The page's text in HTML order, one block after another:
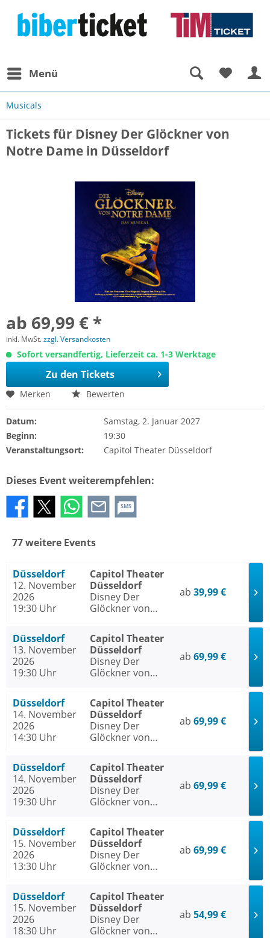
Menü
Musicals
Tickets für Disney Der Glöckner von
Notre Dame in Düsseldorf
ab 69,99 € *
inkl. MwSt.zzgl. Versandkosten
Sofort versandfertig, Lieferzeit ca. 1-3 Werktage
Zu den Tickets
Merken Bewerten
Datum:
Samstag, 2. Januar 2027
Beginn:
19:30
Veranstaltungsort:
Capitol Theater Düsseldorf
Dieses Event weiterempfehlen:
SMS
77 weitere Events
Düsseldorf
12. November
2026
19:30 Uhr
Capitol Theater
Düsseldorf
Disney Der
Glöckner von
ab 39,99 €
Düsseldorf
13. November
2026
19:30 Uhr
Capitol Theater
Düsseldorf
Disney Der
Glöckner von
ab 69,99 €
Düsseldorf
14. November
2026
14:30 Uhr
Capitol Theater
Düsseldorf
Disney Der
Glöckner von
ab 69,99 €
Düsseldorf
14. November
2026
19:30 Uhr
Capitol Theater
Düsseldorf
Disney Der
Glöckner von
ab 69,99 €
Düsseldorf
15. November
2026
13:30 Uhr
Capitol Theater
Düsseldorf
Disney Der
Glöckner von
ab 69,99 €
Düsseldorf
15. November
2026
18:30 Uhr
Capitol Theater
Düsseldorf
Disney Der
Glöckner von
ab 54,99 €